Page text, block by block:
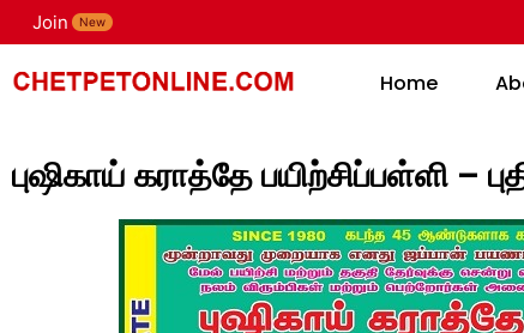
Join New
Home
புஷிகாய் கராத்தே பயிற்சிப்பள்ளி –